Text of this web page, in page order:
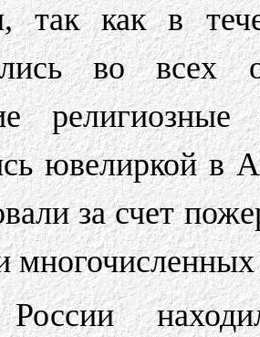
так как в
во всех
ювелиркой в
за счет
многочисленных